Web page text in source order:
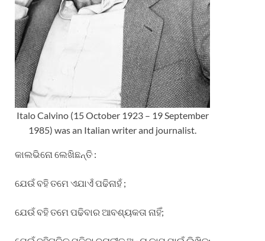
Italo Calvino (15 October 1923 – 19 September
1985) was an Italian writer and journalist.
କାଲଭିନୋ ଲେଖିଛନ୍ତି :
ଯେଉଁ ବହି ତମେ ଏଯାଏଁ ପଢିନାହଁ ;
ଯେଉଁ ବହି ତମେ ପଢିବାର ଆବଶ୍ୟକତା ନାହିଁ;